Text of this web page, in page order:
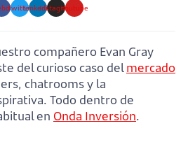
TwitterLinkedinInstagramYoutube
compañero Evan Gray
del curioso caso delmercado
chatrooms y la
Todo dentro de
en Onda Inversión.